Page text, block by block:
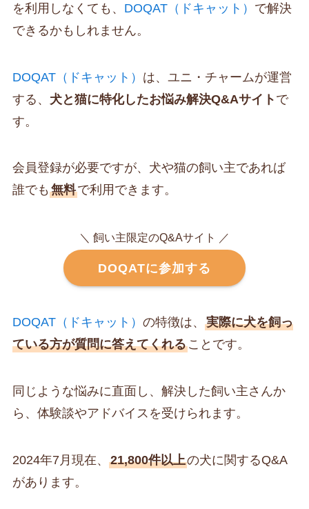
を利用しなくても、 DOQAT（ドキャット） で解決
できるかもしれません。
DOQAT（ドキャット） は、ユニ・チャームが運営
する、 犬と猫に特化したお悩み解決Q&Aサイト で
す。
会員登録が必要ですが、犬や猫の飼い主であれば
誰でも 無料で利用できます。
＼ 飼い主限定のQ&Aサイト ／
DOQATに参加する
DOQAT（ドキャット） の特徴は、 実際に犬を飼っ
ている方が質問に答えてくれることです。
同じような悩みに直面し、解決した飼い主さんか
ら、体験談やアドバイスを受けられます。
2024年7月現在、 21,800件以上の犬に関するQ&A
があります。